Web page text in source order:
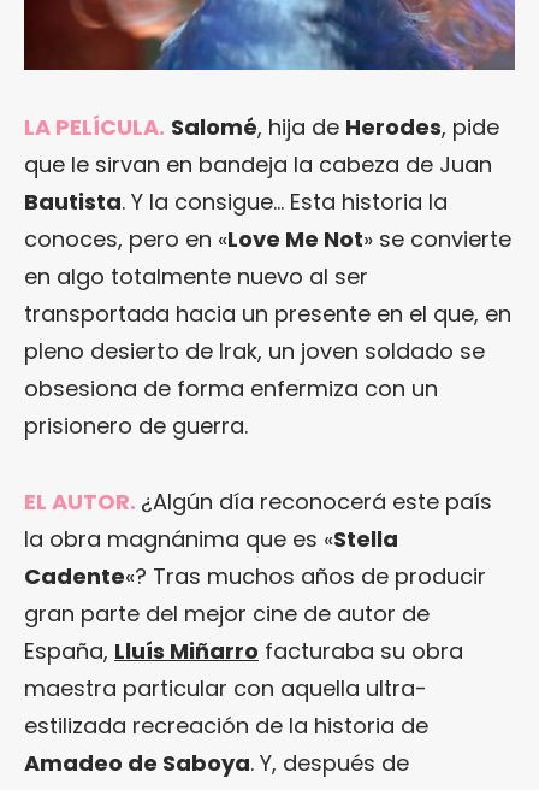
LA PELÍCULA. Salomé, hija de Herodes, pide
que le sirvan en bandeja la cabeza de Juan
Bautista. Y la consigue… Esta historia la
conoces, pero en «Love Me Not» se convierte
en algo totalmente nuevo al ser
transportada hacia un presente en el que, en
pleno desierto de Irak, un joven soldado se
obsesiona de forma enfermiza con un
prisionero de guerra.
EL AUTOR. ¿Algún día reconocerá este país
la obra magnánima que es «Stella
Cadente«? Tras muchos años de producir
gran parte del mejor cine de autor de
España, Lluís Miñarro facturaba su obra
maestra particular con aquella ultra-
estilizada recreación de la historia de
Amadeo de Saboya. Y, después de